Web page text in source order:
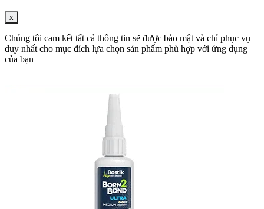
x
Chúng tôi cam kết tất cả thông tin sẽ được bảo mật và chỉ phục vụ
duy nhất cho mục đích lựa chọn sản phẩm phù hợp với ứng dụng
của bạn